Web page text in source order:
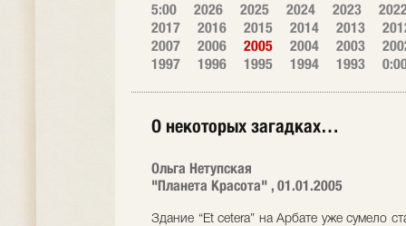
5:00 2026 2025 2024 2023
2017
2016 2015 2014 2013
2007
2006 2005 2004 2003
1997
1996 1995 1994 1993
О некоторых загадках…
Ольга Нетупская
"Планета Красота" , 01.01.2005
Здание “Et cetera” на Арбате уже сумело